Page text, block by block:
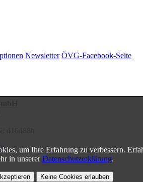
um Ihre Erfahrung zu verbessern.
in unsererDatenschutzerklärung.
Keine Cookies erlauben
Newsletter ÖVG-Facebook-Seite